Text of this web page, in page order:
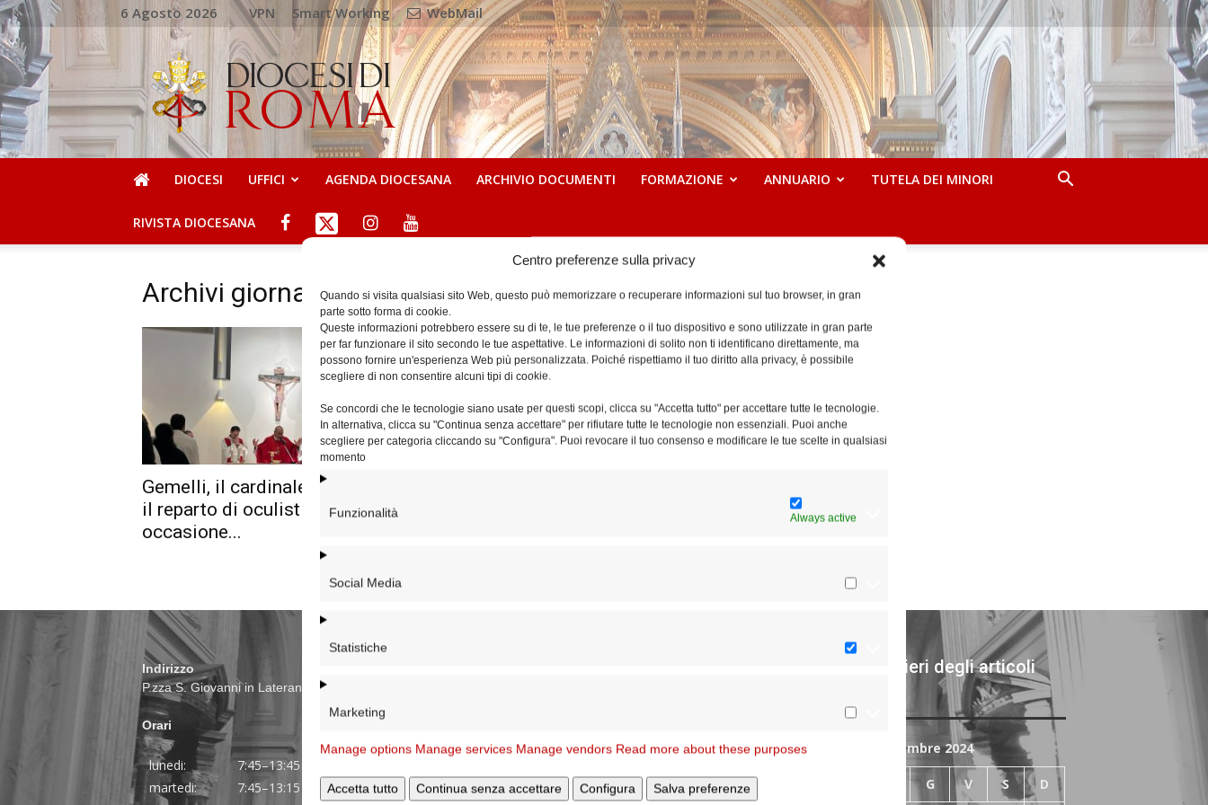
Centro preferenze sulla privacy
Quando si visita qualsiasi sito Web, questo può memorizzare o recuperare informazioni sul tuo browser, in gran
parte sotto forma di cookie.
Queste informazioni potrebbero essere su di te, le tue preferenze o il tuo dispositivo e sono utilizzate in gran parte
per far funzionare il sito secondo le tue aspettative. Le informazioni di solito non ti identificano direttamente, ma
possono fornire un'esperienza Web più personalizzata. Poiché rispettiamo il tuo diritto alla privacy, è possibile
scegliere di non consentire alcuni tipi di cookie.
Se concordi che le tecnologie siano usate per questi scopi, clicca su "Accetta tutto" per accettare tutte le tecnologie.
In alternativa, clicca su "Continua senza accettare" per rifiutare tutte le tecnologie non essenziali. Puoi anche
scegliere per categoria cliccando su "Configura". Puoi revocare il tuo consenso e modificare le tue scelte in qualsiasi
momento
Funzionalità Always active
Social Media
Statistiche
Marketing
Manage options Manage services Manage vendors Read more about these purposes
Accetta tutto Continua senza accettare Configura Salva preferenze
6 Agosto 2026 VPN Smart Working WebMail
DIOCESI
DI
ROMA
DIOCESI UFFICI AGENDA DIOCESANA ARCHIVIO DOCUMENTI FORMAZIONE ANNUARIO TUTELA DEI MINORI
RIVISTA DIOCESANA
Archivi giornalieri: 13 Dicembre 2024
Gemelli, il cardinale Reina visita
il reparto di oculistica in
occasione...
Indirizzo
P.zza S. Giovanni in Laterano 6 00184 Roma
Orari
lunedi:
7:45–13:45
martedi:
7:45–13:15 e 14:00-17:30
Archivi giornalieri degli articoli
Dicembre 2024
G V S D